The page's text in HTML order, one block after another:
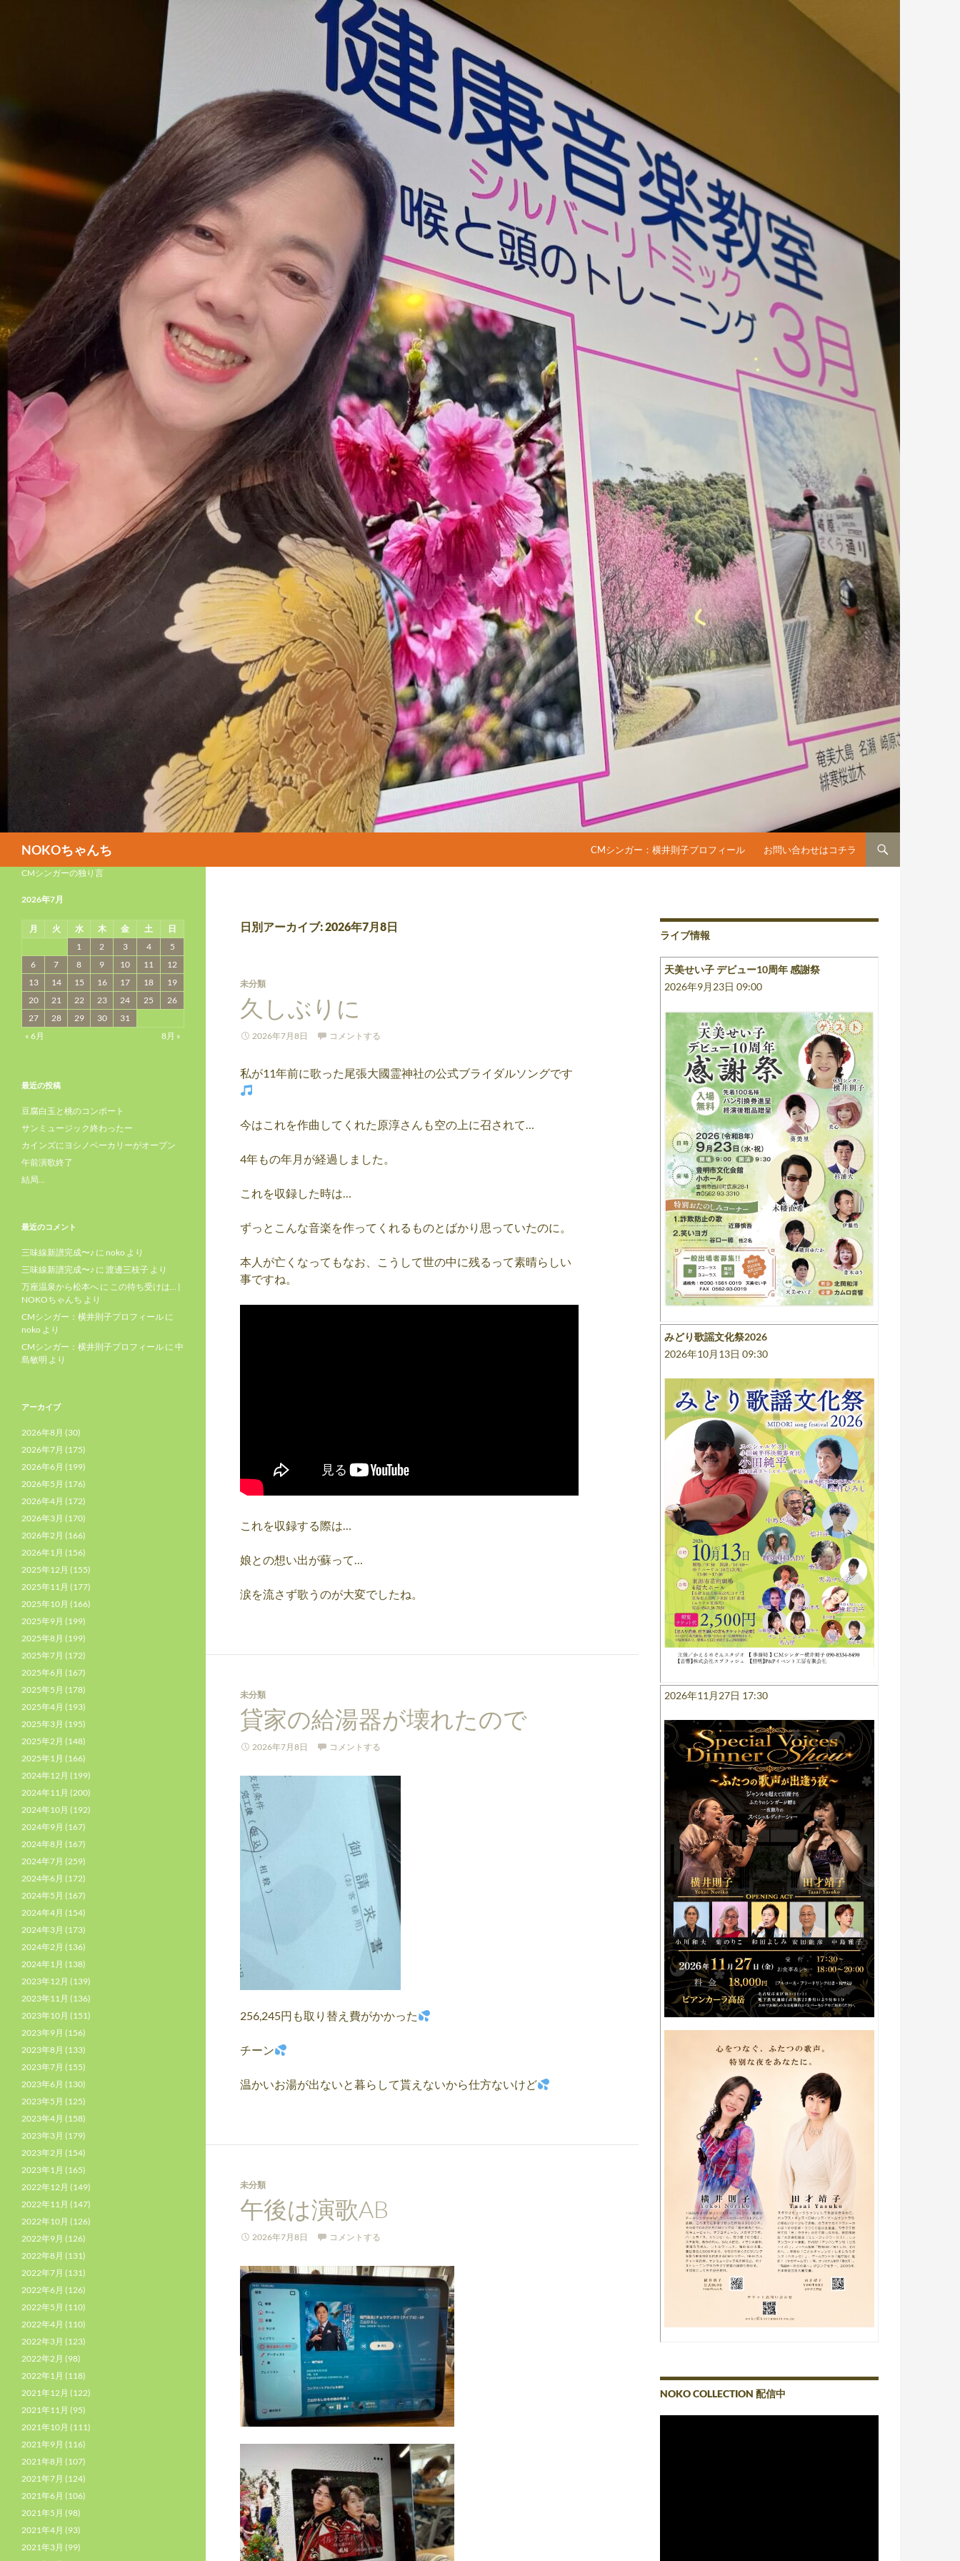
NOKOちゃんち
CMシンガー：横井則子プロフィール
お問い合わせはコチラ
日別アーカイブ: 2026年7月8日
未分類
久しぶりに
2026年7月8日 コメントする
私が11年前に歌った尾張大國霊神社の公式ブライダルソングです
今はこれを作曲してくれた原淳さんも空の上に召されて…
4年もの年月が経過しました。
これを収録した時は…
ずっとこんな音楽を作ってくれるものとばかり思っていたのに。
本人が亡くなってもなお、こうして世の中に残るって素晴らしい
事ですね。
これを収録する際は…
娘との想い出が蘇って…
涙を流さず歌うのが大変でしたね。
未分類
貸家の給湯器が壊れたので
2026年7月8日 コメントする
256,245円も取り替え費がかかった
チーン
温かいお湯が出ないと暮らして貰えないから仕方ないけど
未分類
午後は演歌AB
2026年7月8日 コメントする
ライブ情報
天美せい子 デビュー10周年 感謝祭
2026年9月23日 09:00
みどり歌謡文化祭2026
2026年10月13日 09:30
2026年11月27日 17:30
NOKO COLLECTION 配信中
CMシンガーの独り言
2026年7月
月 火 水 木 金 土
日
1
2 3 4
5
6
7 8 9 10 11
12
13
14 15 16 17 18
19
20
21 22 23 24 25
26
27
28 29 30
31
« 6月
8月 »
最近の投稿
豆腐白玉と桃のコンポート
サンミュージック終わったー
カインズにヨシノベーカリーがオープン
午前演歌終了
結局…
最近のコメント
三味線新譜完成〜♪ に noko より
三味線新譜完成〜♪ に 渡邊三枝子 より
万座温泉から松本へ に この待ち受けは… |
NOKOちゃんち より
CMシンガー：横井則子プロフィール に
noko より
CMシンガー：横井則子プロフィール に 中
島敏明 より
アーカイブ
2026年8月 (30)
2026年7月 (175)
2026年6月 (199)
2026年5月 (176)
2026年4月 (172)
2026年3月 (170)
2026年2月 (166)
2026年1月 (156)
2025年12月 (155)
2025年11月 (177)
2025年10月 (166)
2025年9月 (199)
2025年8月 (199)
2025年7月 (172)
2025年6月 (167)
2025年5月 (178)
2025年4月 (193)
2025年3月 (195)
2025年2月 (148)
2025年1月 (166)
2024年12月 (199)
2024年11月 (200)
2024年10月 (192)
2024年9月 (167)
2024年8月 (167)
2024年7月 (259)
2024年6月 (172)
2024年5月 (167)
2024年4月 (154)
2024年3月 (173)
2024年2月 (136)
2024年1月 (138)
2023年12月 (139)
2023年11月 (136)
2023年10月 (151)
2023年9月 (156)
2023年8月 (133)
2023年7月 (155)
2023年6月 (130)
2023年5月 (125)
2023年4月 (158)
2023年3月 (179)
2023年2月 (154)
2023年1月 (165)
2022年12月 (149)
2022年11月 (147)
2022年10月 (126)
2022年9月 (126)
2022年8月 (131)
2022年7月 (131)
2022年6月 (126)
2022年5月 (110)
2022年4月 (110)
2022年3月 (123)
2022年2月 (98)
2022年1月 (118)
2021年12月 (122)
2021年11月 (95)
2021年10月 (111)
2021年9月 (116)
2021年8月 (107)
2021年7月 (124)
2021年6月 (106)
2021年5月 (98)
2021年4月 (93)
2021年3月 (99)